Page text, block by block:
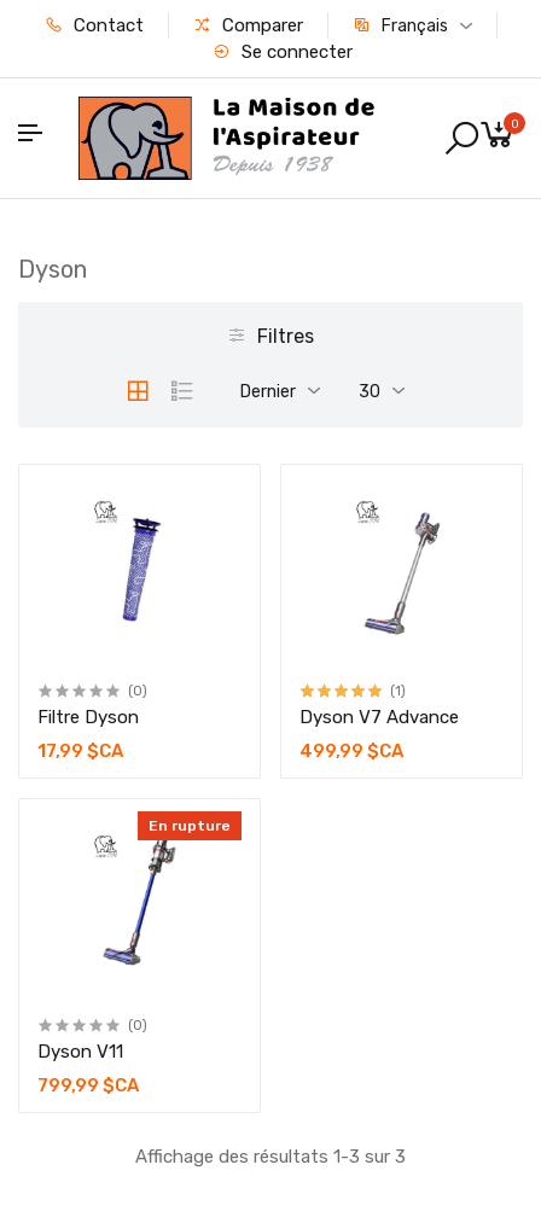
Contact Comparer Français
Se connecter
0
Dyson
Filtres
Dernier 30
(0)
Filtre Dyson
17,99 $CA
(1)
Dyson V7 Advance
499,99 $CA
En rupture
(0)
Dyson V11
799,99 $CA
Affichage des résultats 1-3 sur 3